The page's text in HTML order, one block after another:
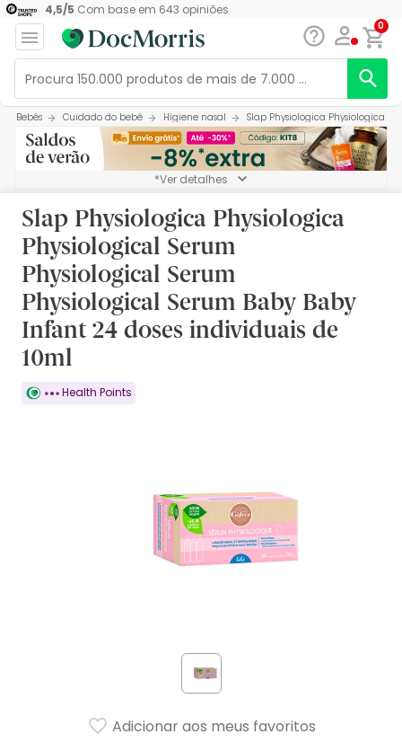
4,5/5 Com base em 643 opiniões
0
Bebés Cuidado do bebé Higiene nasal Slap Physiologica Physiologica
*Ver detalhes
Slap Physiologica Physiologica
Physiological Serum
Physiological Serum
Physiological Serum Baby Baby
Infant 24 doses individuais de
10ml
Health Points
Adicionar aos meus favoritos